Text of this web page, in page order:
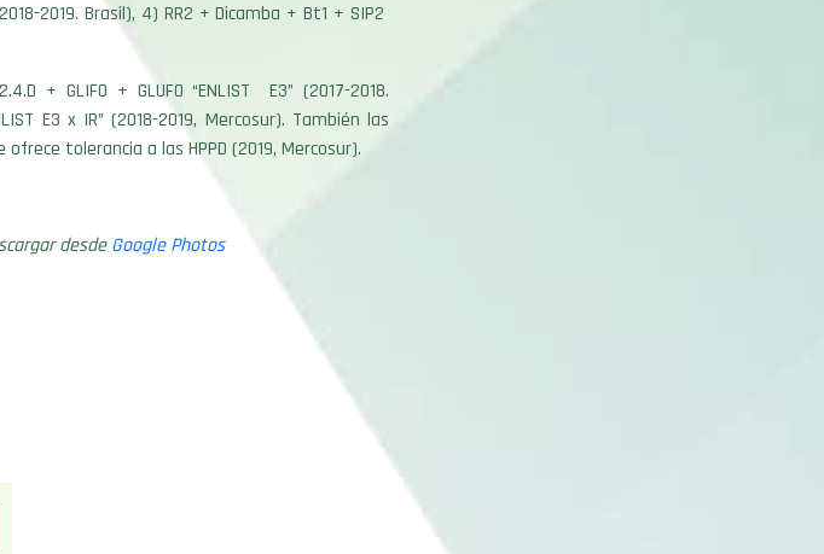
2019. Brasil), 4) RR2 + Dicamba + Bt1 + SIP2
+ GLIFO + GLUFO “ENLIST E3” (2017-2018.
E3 x IR” (2018-2019, Mercosur). También las
tolerancia a las HPPD (2019, Mercosur).
desdeGoogle Photos